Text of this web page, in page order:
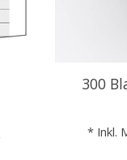
300
* Inkl.